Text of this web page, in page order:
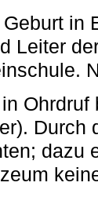
Geburt in
Leiter
Durch
dazu